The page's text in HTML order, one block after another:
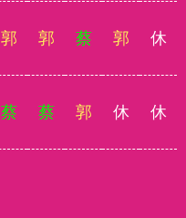
郭 郭 蔡 郭 休
蔡 蔡 郭 休 休